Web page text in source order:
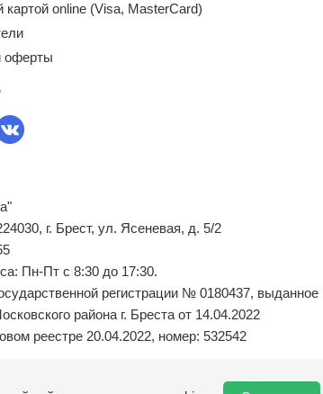
картой online (Visa, MasterCard)
оферты
г. Брест, ул. Ясеневая, д. 5/2
Пн-Пт с 8:30 до 17:30.
регистрации № 0180437, выданное
района г. Бреста от 14.04.2022
реестре 20.04.2022, номер: 532542
орган по обращениям покупателей: